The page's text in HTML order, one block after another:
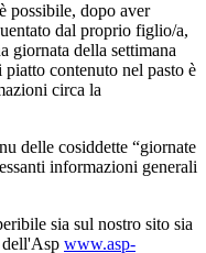
possibile, dopo aver
dal proprio figlio/a,
giornata della settimana
contenuto nel pasto è
circa la
delle cosiddette “giornate
informazioni generali
sia sul nostro sito sia
dell'Asp www.asp-